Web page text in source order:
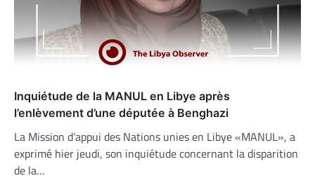
Inquiétude de la MANUL en Libye après
l’enlèvement d’une députée à Benghazi
La Mission d’appui des Nations unies en Libye «MANUL», a
exprimé hier jeudi, son inquiétude concernant la disparition
de la…